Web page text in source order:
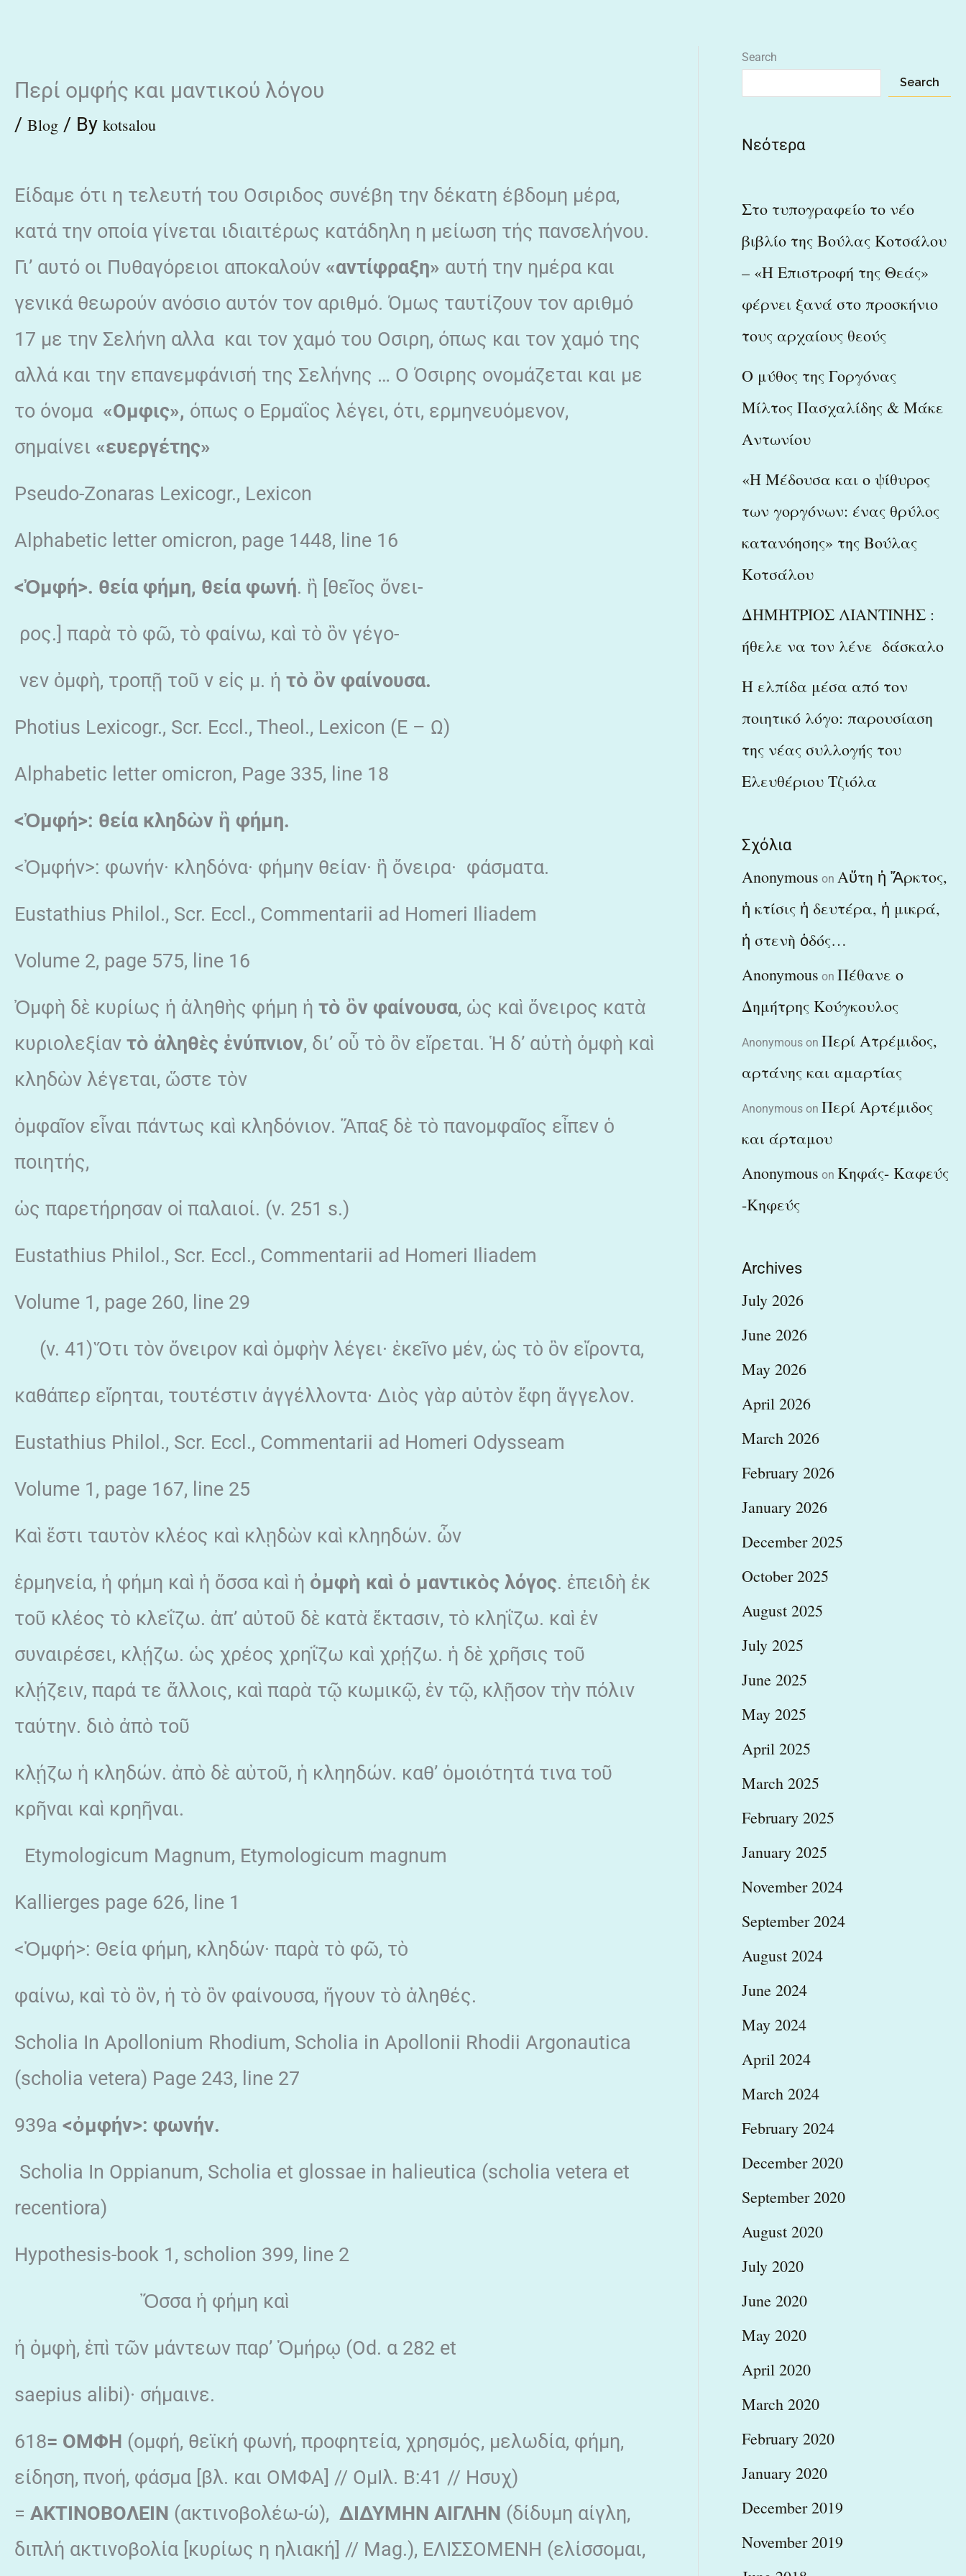
Περί ομφής και μαντικού λόγου
/ Blog / By kotsalou
Είδαμε ότι η τελευτή του Οσιριδος συνέβη την δέκατη έβδομη μέρα,
κατά την οποία γίνεται ιδιαιτέρως κατάδηλη η μείωση τής πανσελήνου.
Γι’ αυτό οι Πυθαγόρειοι αποκαλούν «αντίφραξη» αυτή την ημέρα και
γενικά θεωρούν ανόσιο αυτόν τον αριθμό. Όμως ταυτίζουν τον αριθμό
17 με την Σελήνη αλλα και τον χαμό του Οσιρη, όπως και τον χαμό της
αλλά και την επανεμφάνισή της Σελήνης … Ο Όσιρης ονομάζεται και με
το όνομα «Ομφις», όπως ο Ερμαΐος λέγει, ότι, ερμηνευόμενον,
σημαίνει «ευεργέτης»
Pseudo-Zonaras Lexicogr., Lexicon
Alphabetic letter omicron, page 1448, line 16
<Ὀμφή>. θεία φήμη, θεία φωνή. ἢ [θεῖος ὄνει-
ρος.] παρὰ τὸ φῶ, τὸ φαίνω, καὶ τὸ ὂν γέγο-
νεν ὀμφὴ, τροπῇ τοῦ ν εἰς μ. ἡ τὸ ὂν φαίνουσα.
Photius Lexicogr., Scr. Eccl., Theol., Lexicon (Ε – Ω)
Alphabetic letter omicron, Page 335, line 18
<Ὀμφή>: θεία κληδὼν ἢ φήμη.
<Ὀμφήν>: φωνήν· κληδόνα· φήμην θείαν· ἢ ὄνειρα· φάσματα.
Eustathius Philol., Scr. Eccl., Commentarii ad Homeri Iliadem
Volume 2, page 575, line 16
Ὀμφὴ δὲ κυρίως ἡ ἀληθὴς φήμη ἡ τὸ ὂν φαίνουσα, ὡς καὶ ὄνειρος κατὰ
κυριολεξίαν τὸ ἀληθὲς ἐνύπνιον, δι’ οὗ τὸ ὂν εἴρεται. Ἡ δ’ αὐτὴ ὀμφὴ καὶ
κληδὼν λέγεται, ὥστε τὸν
ὀμφαῖον εἶναι πάντως καὶ κληδόνιον. Ἅπαξ δὲ τὸ πανομφαῖος εἶπεν ὁ
ποιητής,
ὡς παρετήρησαν οἱ παλαιοί. (v. 251 s.)
Eustathius Philol., Scr. Eccl., Commentarii ad Homeri Iliadem
Volume 1, page 260, line 29
(v. 41) Ὅτι τὸν ὄνειρον καὶ ὀμφὴν λέγει· ἐκεῖνο μέν, ὡς τὸ ὂν εἴροντα,
καθάπερ εἴρηται, τουτέστιν ἀγγέλλοντα· Διὸς γὰρ αὐτὸν ἔφη ἄγγελον.
Eustathius Philol., Scr. Eccl., Commentarii ad Homeri Odysseam
Volume 1, page 167, line 25
Καὶ ἔστι ταυτὸν κλέος καὶ κλῃδὼν καὶ κληηδών. ὧν
ἑρμηνεία, ἡ φήμη καὶ ἡ ὄσσα καὶ ἡ ὀμφὴ καὶ ὁ μαντικὸς λόγος. ἐπειδὴ ἐκ
τοῦ κλέος τὸ κλεΐζω. ἀπ’ αὐτοῦ δὲ κατὰ ἔκτασιν, τὸ κληΐζω. καὶ ἐν
συναιρέσει, κλῄζω. ὡς χρέος χρηΐζω καὶ χρῄζω. ἡ δὲ χρῆσις τοῦ
κλῄζειν, παρά τε ἄλλοις, καὶ παρὰ τῷ κωμικῷ, ἐν τῷ, κλῇσον τὴν πόλιν
ταύτην. διὸ ἀπὸ τοῦ
κλῄζω ἡ κληδών. ἀπὸ δὲ αὐτοῦ, ἡ κληηδών. καθ’ ὁμοιότητά τινα τοῦ
κρῆναι καὶ κρηῆναι.
Etymologicum Magnum, Etymologicum magnum
Kallierges page 626, line 1
<Ὀμφή>: Θεία φήμη, κληδών· παρὰ τὸ φῶ, τὸ
φαίνω, καὶ τὸ ὂν, ἡ τὸ ὂν φαίνουσα, ἤγουν τὸ ἀληθές.
Scholia In Apollonium Rhodium, Scholia in Apollonii Rhodii Argonautica
(scholia vetera) Page 243, line 27
939a <ὀμφήν>: φωνήν.
Scholia In Oppianum, Scholia et glossae in halieutica (scholia vetera et
recentiora)
Hypothesis-book 1, scholion 399, line 2
Ὄσσα ἡ φήμη καὶ
ἡ ὀμφὴ, ἐπὶ τῶν μάντεων παρ’ Ὁμήρῳ (Od. α 282 et
saepius alibi)· σήμαινε.
618= ΟΜΦΗ (ομφή, θεϊκή φωνή, προφητεία, χρησμός, μελωδία, φήμη,
είδηση, πνοή, φάσμα [βλ. και ΟΜΦΑ] // ΟμΙλ. Β:41 // Ησυχ)
= ΑΚΤΙΝΟΒΟΛΕΙΝ (ακτινοβολέω-ώ), ΔΙΔΥΜΗΝ ΑΙΓΛΗΝ (δίδυμη αίγλη,
διπλή ακτινοβολία [κυρίως η ηλιακή] // Mag.), ΕΛΙΣΣΟΜΕΝΗ (ελίσσομαι,
Search
Search
Νεότερα
Στο τυπογραφείο το νέο
βιβλίο της Βούλας Κοτσάλου
– «Η Επιστροφή της Θεάς»
φέρνει ξανά στο προσκήνιο
τους αρχαίους θεούς
Ο μύθος της Γοργόνας
Μίλτος Πασχαλίδης & Μάκε
Αντωνίου
«Η Μέδουσα και ο ψίθυρος
των γοργόνων: ένας θρύλος
κατανόησης» της Βούλας
Κοτσάλου
ΔΗΜΗΤΡΙΟΣ ΛΙΑΝΤΙΝΗΣ :
ήθελε να τον λένε δάσκαλο
Η ελπίδα μέσα από τον
ποιητικό λόγο: παρουσίαση
της νέας συλλογής του
Ελευθέριου Τζιόλα
Σχόλια
Anonymous on Αὕτη ἡ Ἄρκτος,
ἡ κτίσις ἡ δευτέρα, ἡ μικρά,
ἡ στενὴ ὁδός…
Anonymous on Πέθανε ο
Δημήτρης Κούγκουλος
Anonymouson Περί Ατρέμιδος,
αρτάνης και αμαρτίας
Anonymouson Περί Αρτέμιδος
και άρταμου
Anonymous on Κηφάς- Καφεύς
-Κηφεύς
Archives
July 2026
June 2026
May 2026
April 2026
March 2026
February 2026
January 2026
December 2025
October 2025
August 2025
July 2025
June 2025
May 2025
April 2025
March 2025
February 2025
January 2025
November 2024
September 2024
August 2024
June 2024
May 2024
April 2024
March 2024
February 2024
December 2020
September 2020
August 2020
July 2020
June 2020
May 2020
April 2020
March 2020
February 2020
January 2020
December 2019
November 2019